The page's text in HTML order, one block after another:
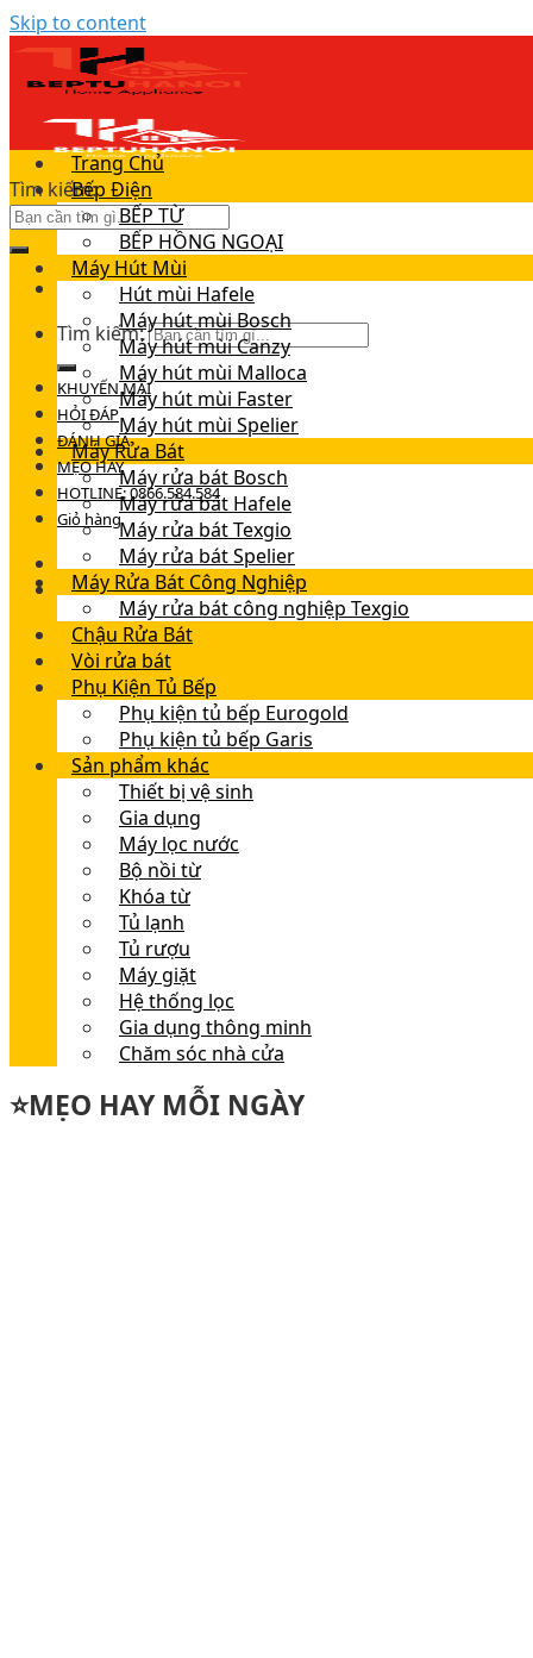
Skip to content
Tìm kiếm:
Tìm kiếm:
KHUYẾN MÃI
HỎI ĐÁP
ĐÁNH GIÁ
MẸO HAY
HOTLINE: 0866.584.584
Giỏ hàng
Trang Chủ
Bếp Điện
BẾP TỪ
BẾP HỒNG NGOẠI
Máy Hút Mùi
Hút mùi Hafele
Máy hút mùi Bosch
Máy hút mùi Canzy
Máy hút mùi Malloca
Máy hút mùi Faster
Máy hút mùi Spelier
Máy Rửa Bát
Máy rửa bát Bosch
Máy rửa bát Hafele
Máy rửa bát Texgio
Máy rửa bát Spelier
Máy Rửa Bát Công Nghiệp
Máy rửa bát công nghiệp Texgio
Chậu Rửa Bát
Vòi rửa bát
Phụ Kiện Tủ Bếp
Phụ kiện tủ bếp Eurogold
Phụ kiện tủ bếp Garis
Sản phẩm khác
Thiết bị vệ sinh
Gia dụng
Máy lọc nước
Bộ nồi từ
Khóa từ
Tủ lạnh
Tủ rượu
Máy giặt
Hệ thống lọc
Gia dụng thông minh
Chăm sóc nhà cửa
⭐️MẸO HAY MỖI NGÀY